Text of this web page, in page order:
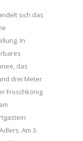
sich das
In
das
drei Meter
Froschkönig
Am 3.